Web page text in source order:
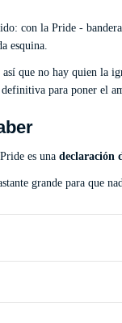
con la Pride -
esquina.
que no hay quien la
para poner el
es una declaración
grande para que